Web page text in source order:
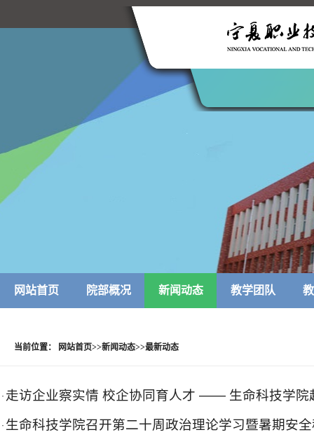
网站首页 院部概况 新闻动态 教学团队
当前位置： 网站首页>>新闻动态>>最新动态
· 走访企业察实情 校企协同育人才 —— 生命科技学院
· 生命科技学院召开第二十周政治理论学习暨暑期安